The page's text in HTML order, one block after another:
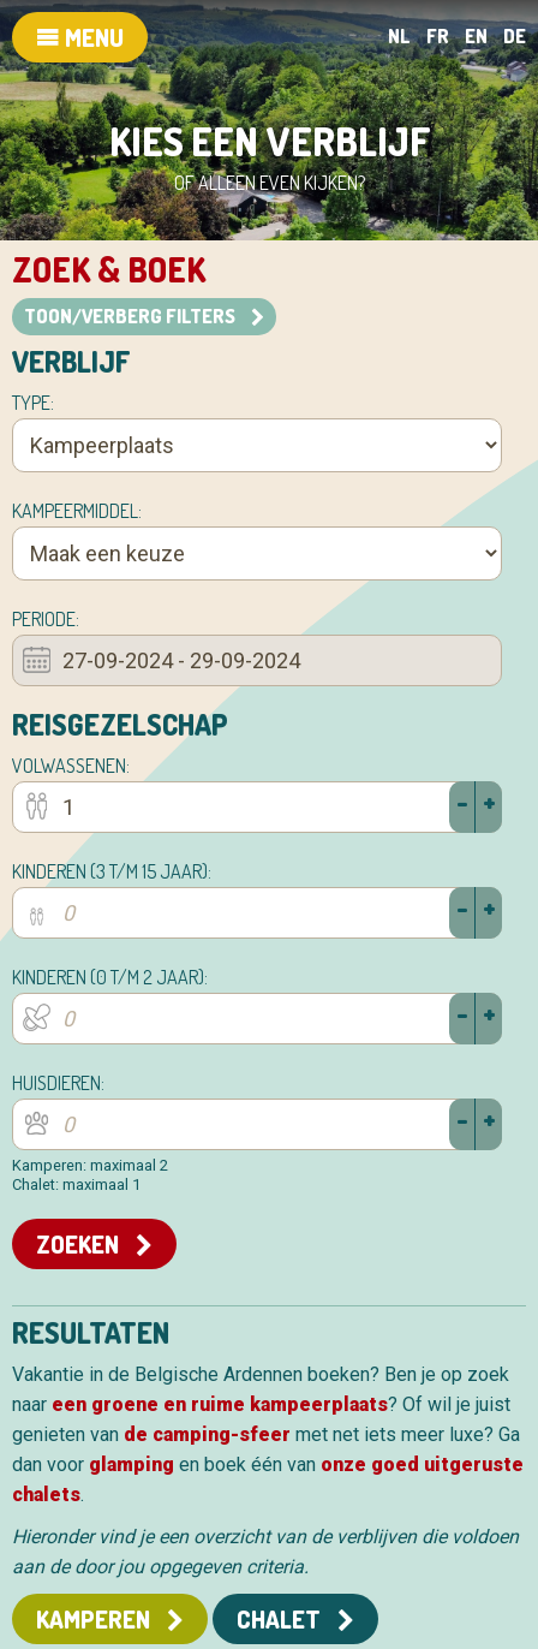
MENU NL FR EN DE
KIES EEN VERBLIJF
OF ALLEEN EVEN KIJKEN?
ZOEK & BOEK
TOON/VERBERG FILTERS
VERBLIJF
TYPE:
KAMPEERMIDDEL:
PERIODE:
REISGEZELSCHAP
VOLWASSENEN:
+
-
KINDEREN (3 T/M 15 JAAR):
+
-
KINDEREN (0 T/M 2 JAAR):
+
-
HUISDIEREN:
+
-
Kamperen: maximaal 2
Chalet: maximaal 1
ZOEKEN
RESULTATEN
Vakantie in de Belgische Ardennen boeken? Ben je op zoek
naar een groene en ruime kampeerplaats? Of wil je juist
genieten van de camping-sfeer met net iets meer luxe? Ga
dan voor glamping en boek één van onze goed uitgeruste
chalets.
Hieronder vind je een overzicht van de verblijven die voldoen
aan de door jou opgegeven criteria.
KAMPEREN CHALET